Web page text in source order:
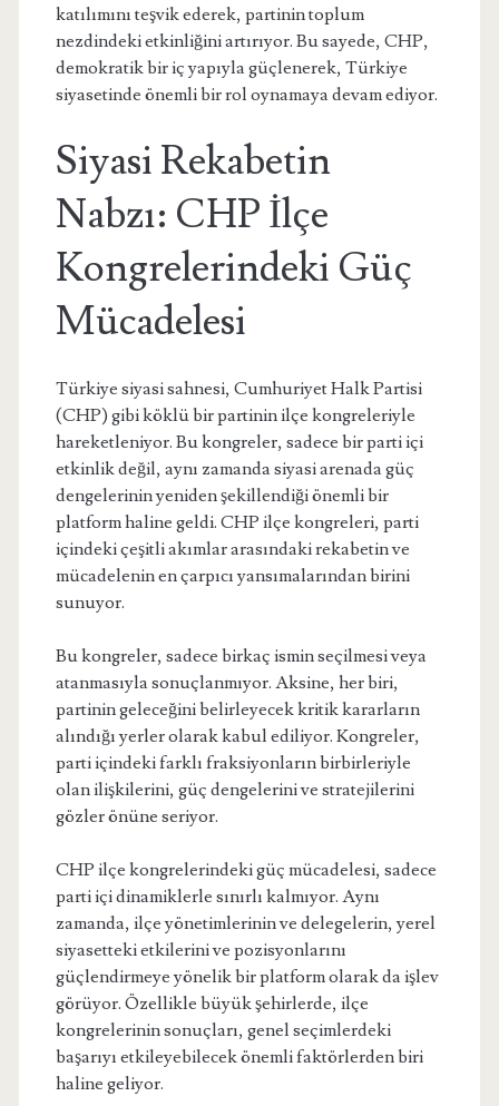
katılımını teşvik ederek, partinin toplum
nezdindeki etkinliğini artırıyor. Bu sayede, CHP,
demokratik bir iç yapıyla güçlenerek, Türkiye
siyasetinde önemli bir rol oynamaya devam ediyor.
Siyasi Rekabetin
Nabzı: CHP İlçe
Kongrelerindeki Güç
Mücadelesi
Türkiye siyasi sahnesi, Cumhuriyet Halk Partisi
(CHP) gibi köklü bir partinin ilçe kongreleriyle
hareketleniyor. Bu kongreler, sadece bir parti içi
etkinlik değil, aynı zamanda siyasi arenada güç
dengelerinin yeniden şekillendiği önemli bir
platform haline geldi. CHP ilçe kongreleri, parti
içindeki çeşitli akımlar arasındaki rekabetin ve
mücadelenin en çarpıcı yansımalarından birini
sunuyor.
Bu kongreler, sadece birkaç ismin seçilmesi veya
atanmasıyla sonuçlanmıyor. Aksine, her biri,
partinin geleceğini belirleyecek kritik kararların
alındığı yerler olarak kabul ediliyor. Kongreler,
parti içindeki farklı fraksiyonların birbirleriyle
olan ilişkilerini, güç dengelerini ve stratejilerini
gözler önüne seriyor.
CHP ilçe kongrelerindeki güç mücadelesi, sadece
parti içi dinamiklerle sınırlı kalmıyor. Aynı
zamanda, ilçe yönetimlerinin ve delegelerin, yerel
siyasetteki etkilerini ve pozisyonlarını
güçlendirmeye yönelik bir platform olarak da işlev
görüyor. Özellikle büyük şehirlerde, ilçe
kongrelerinin sonuçları, genel seçimlerdeki
başarıyı etkileyebilecek önemli faktörlerden biri
haline geliyor.